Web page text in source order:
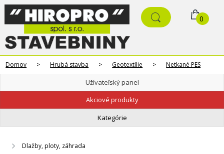
0
Domov > Hrubá stavba > Geotextílie > Netkané PES
Užívateľský panel
Akciové produkty
Kategórie
Dlažby, ploty, záhrada